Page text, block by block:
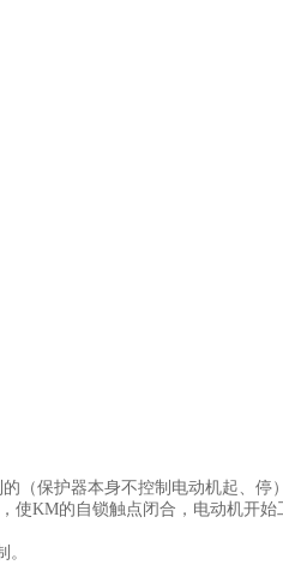
（保护器本身不控制电动机起、
使KM的自锁触点闭合，电动机开